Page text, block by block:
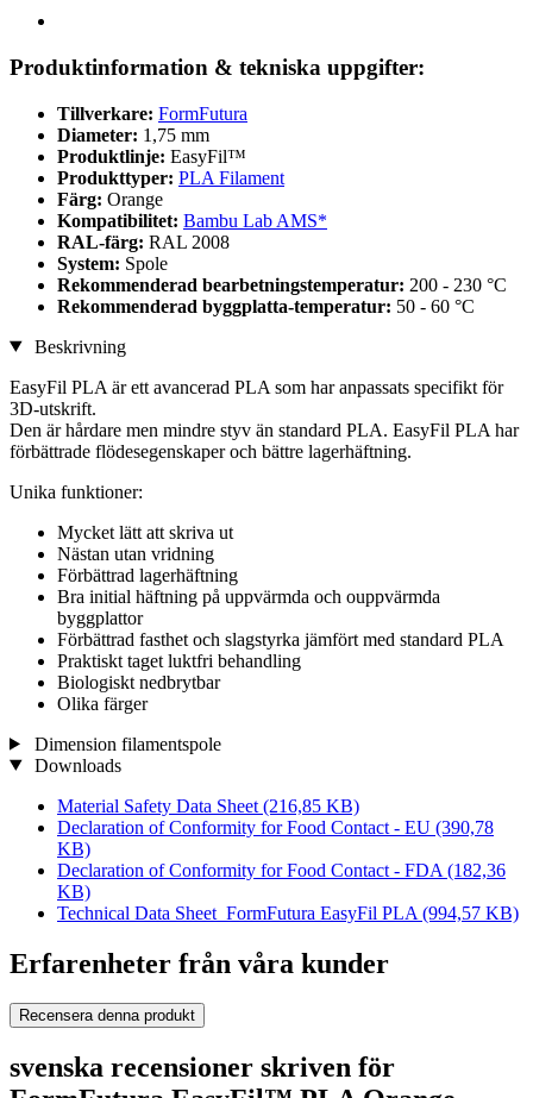
Produktinformation & tekniska uppgifter:
Tillverkare: FormFutura
Diameter: 1,75 mm
Produktlinje: EasyFil™
Produkttyper: PLA Filament
Färg: Orange
Kompatibilitet: Bambu Lab AMS*
RAL-färg: RAL 2008
System: Spole
Rekommenderad bearbetningstemperatur: 200 - 230 °C
Rekommenderad byggplatta-temperatur: 50 - 60 °C
Beskrivning
EasyFil PLA är ett avancerad PLA som har anpassats specifikt för
3D-utskrift.
Den är hårdare men mindre styv än standard PLA. EasyFil PLA har
förbättrade flödesegenskaper och bättre lagerhäftning.
Unika funktioner:
Mycket lätt att skriva ut
Nästan utan vridning
Förbättrad lagerhäftning
Bra initial häftning på uppvärmda och ouppvärmda
byggplattor
Förbättrad fasthet och slagstyrka jämfört med standard PLA
Praktiskt taget luktfri behandling
Biologiskt nedbrytbar
Olika färger
Dimension filamentspole
Downloads
Material Safety Data Sheet (216,85 KB)
Declaration of Conformity for Food Contact - EU (390,78
KB)
Declaration of Conformity for Food Contact - FDA (182,36
KB)
Technical Data Sheet_FormFutura EasyFil PLA (994,57 KB)
Erfarenheter från våra kunder
Recensera denna produkt
svenska recensioner skriven för